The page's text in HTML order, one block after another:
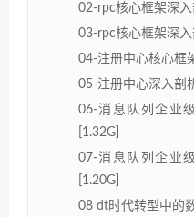
02-rpc核心框架深入
03-rpc核心框架深入
04-注册中心核心框
05-注册中心深入剖
06-消息队列企业
[1.32G]
07-消息队列企业
[1.20G]
08 dt时代转型中的